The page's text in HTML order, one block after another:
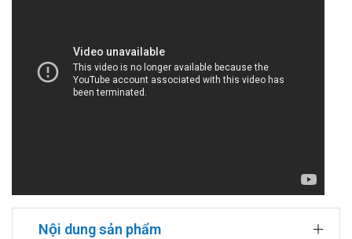
Nội dung sản phẩm